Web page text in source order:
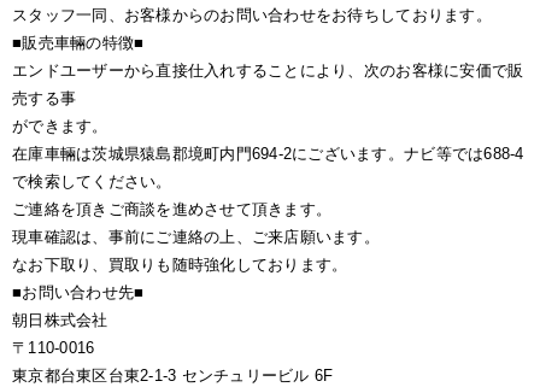
スタッフ一同、お客様からのお問い合わせをお待ちしております。
■販売車輛の特徴■
エンドユーザーから直接仕入れすることにより、次のお客様に安価で販
売する事
ができます。
在庫車輛は茨城県猿島郡境町内門694-2にございます。ナビ等では688-4
で検索してください。
ご連絡を頂きご商談を進めさせて頂きます。
現車確認は、事前にご連絡の上、ご来店願います。
なお下取り、買取りも随時強化しております。
■お問い合わせ先■
朝日株式会社
〒110-0016
東京都台東区台東2-1-3 センチュリービル 6F